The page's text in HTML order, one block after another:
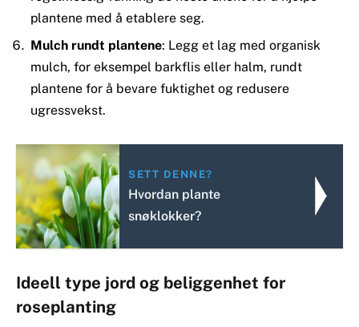
plantene med å etablere seg.
Mulch rundt plantene: Legg et lag med organisk
mulch, for eksempel barkflis eller halm, rundt
plantene for å bevare fuktighet og redusere
ugressvekst.
SETT DENNE?
Hvordan plante
snøklokker?
Ideell type jord og beliggenhet for
roseplanting